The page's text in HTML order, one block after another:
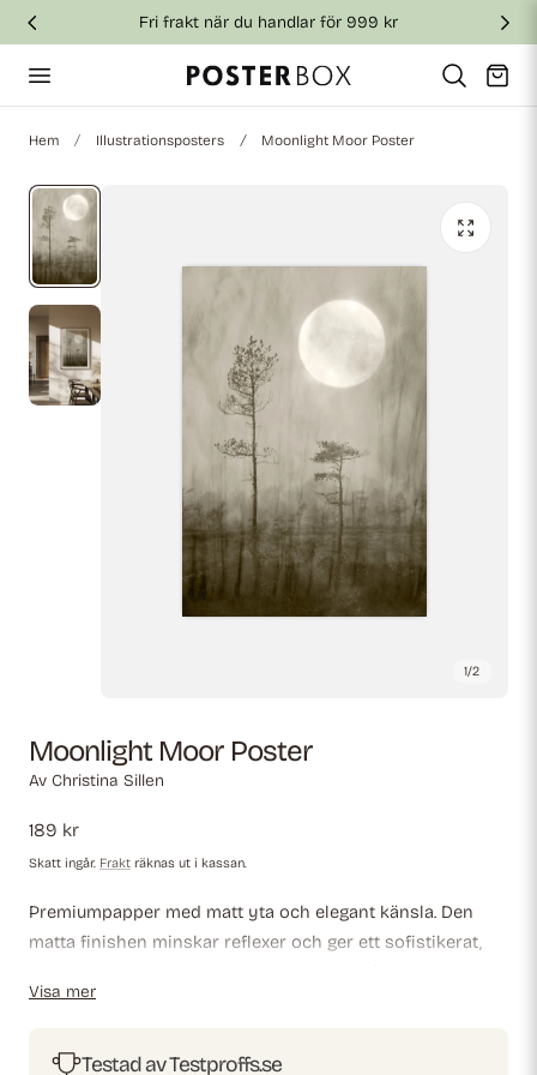
till innehållet Fri frakt när du handlar för 999 kr
Vagn
Hem Illustrationsposters Moonlight Moor Poster
1/2
Moonlight Moor Poster
Av Christina Sillen
Ordinarie
pris
189 kr
Skatt ingår. Frakt räknas ut i kassan.
Premium­papper med matt yta och elegant känsla. Den
matta finishen minskar reflexer och ger ett sofistikerat,
användning, idealiskt för både professionella miljöer och
Visa mer
Testad av Testproffs.se